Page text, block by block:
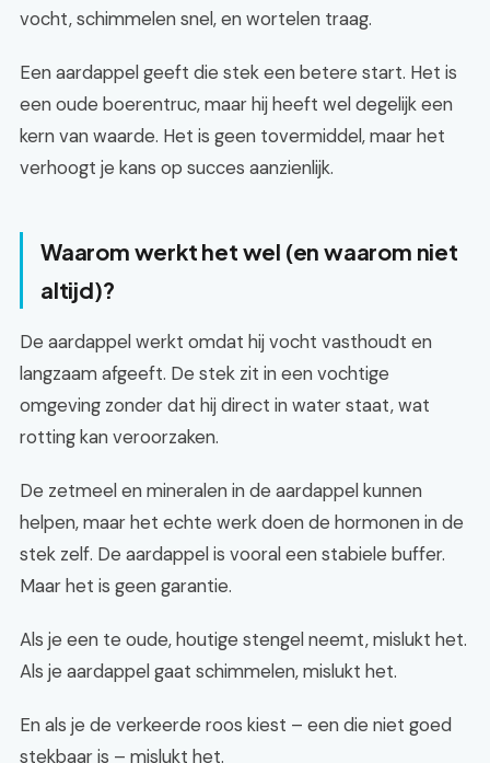
vocht, schimmelen snel, en wortelen traag.
Een aardappel geeft die stek een betere start. Het is
een oude boerentruc, maar hij heeft wel degelijk een
kern van waarde. Het is geen tovermiddel, maar het
verhoogt je kans op succes aanzienlijk.
Waarom werkt het wel (en waarom niet
altijd)?
De aardappel werkt omdat hij vocht vasthoudt en
langzaam afgeeft. De stek zit in een vochtige
omgeving zonder dat hij direct in water staat, wat
rotting kan veroorzaken.
De zetmeel en mineralen in de aardappel kunnen
helpen, maar het echte werk doen de hormonen in de
stek zelf. De aardappel is vooral een stabiele buffer.
Maar het is geen garantie.
Als je een te oude, houtige stengel neemt, mislukt het.
Als je aardappel gaat schimmelen, mislukt het.
En als je de verkeerde roos kiest – een die niet goed
stekbaar is – mislukt het.